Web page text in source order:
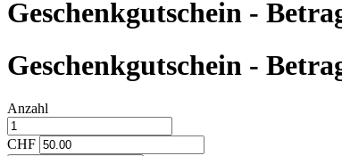
Geschenkgutschein -
Geschenkgutschein -
Anzahl
CHF